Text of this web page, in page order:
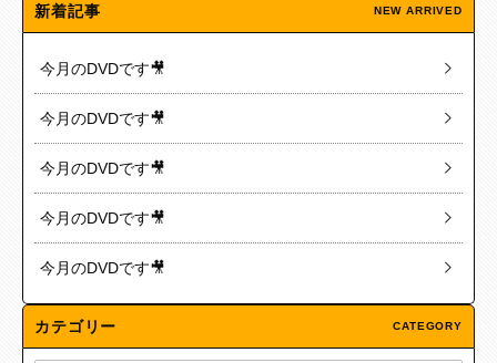
新着記事 NEW ARRIVED
今月のDVDです🎥
今月のDVDです🎥
今月のDVDです🎥
今月のDVDです🎥
今月のDVDです🎥
カテゴリー CATEGORY